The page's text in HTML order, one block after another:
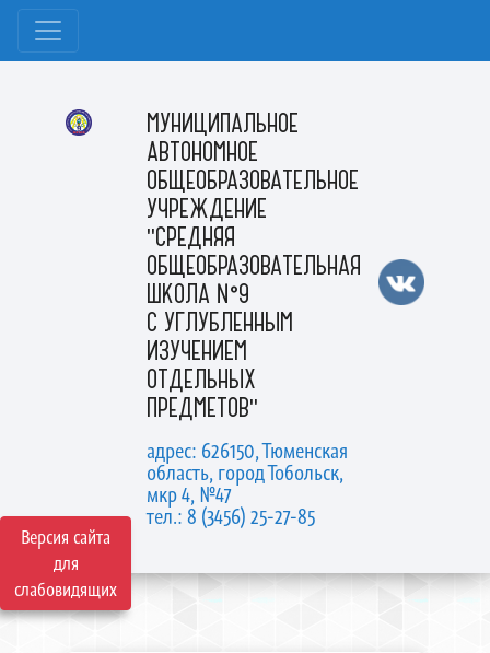
Версия сайта
для
слабовидящих
МУНИЦИПАЛЬНОЕ
АВТОНОМНОЕ
ОБЩЕОБРАЗОВАТЕЛЬНОЕ
УЧРЕЖДЕНИЕ
"СРЕДНЯЯ
ОБЩЕОБРАЗОВАТЕЛЬНАЯ
ШКОЛА №9
С УГЛУБЛЕННЫМ
ИЗУЧЕНИЕМ
ОТДЕЛЬНЫХ
ПРЕДМЕТОВ"
адрес: 626150, Тюменская
область, город Тобольск,
мкр 4, №47
тел.: 8 (3456) 25-27-85